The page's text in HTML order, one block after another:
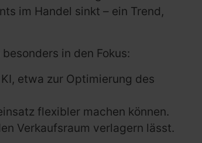
im Handel sinkt – ein Trend,
in den Fokus:
etwa zur Optimierung des
flexibler machen können.
Verkaufsraum verlagern lässt.